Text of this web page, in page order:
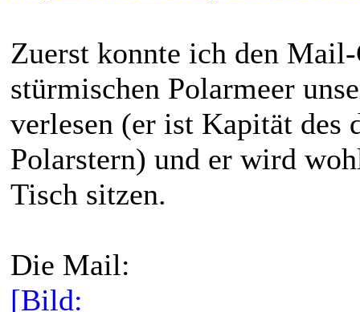
Zuerst konnte ich den
stürmischen Polarmeer
verlesen (er ist Kapität des
Polarstern) und er wird
Tisch sitzen.
Die Mail:
[Bild: